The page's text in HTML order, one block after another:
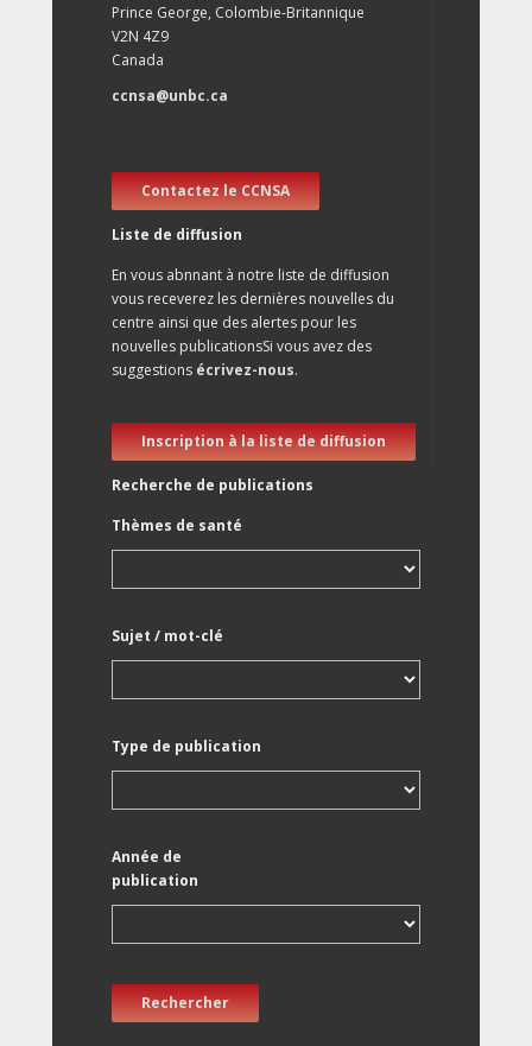
Prince George, Colombie-Britannique
V2N 4Z9
Canada
ccnsa@unbc.ca
Contactez le CCNSA
Liste de diffusion
En vous abnnant à notre liste de diffusion
vous receverez les dernières nouvelles du
centre ainsi que des alertes pour les
nouvelles publicationsSi vous avez des
suggestions écrivez-nous.
Inscription à la liste de diffusion
Recherche de publications
Thèmes de santé
Sujet / mot-clé
Type de publication
Année de
publication
Rechercher